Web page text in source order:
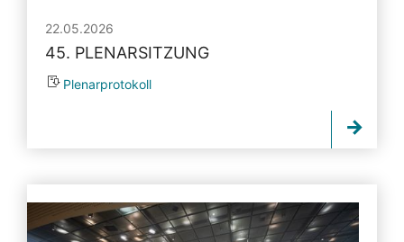
22.05.2026
45. PLENARSITZUNG
Plenarprotokoll